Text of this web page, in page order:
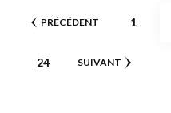
Pagination
publications
PRÉCÉDENT PAGE
1
PAGE
24 SUIVANT